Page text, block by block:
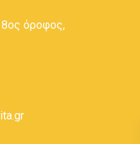
όροφος,